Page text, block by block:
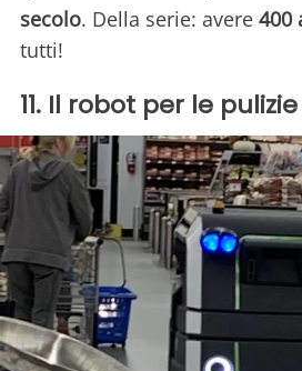
secolo. Della serie: avere 400
tutti!
11. Il robot per le pulizie